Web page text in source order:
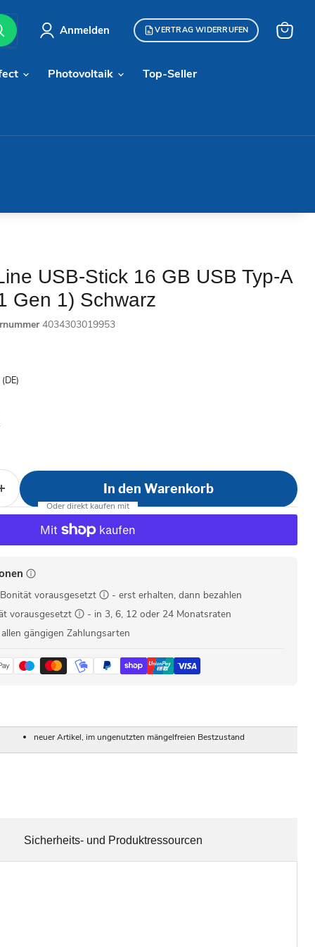
Anmelden VERTRAG WIDERRUFEN
Photovoltaik Top-Seller
USB-Stick 16 GB USB Typ-A
Gen 1) Schwarz
4034303019953
(DE)
In den Warenkorb
vorausgesetzt
- erst erhalten, dann bezahlen
vorausgesetzt
- in 3, 6, 12 oder 24 Monatsraten
gängigen Zahlungsarten
neuer Artikel, im ungenutzten mängelfreien Bestzustand
Sicherheits- und Produktressourcen